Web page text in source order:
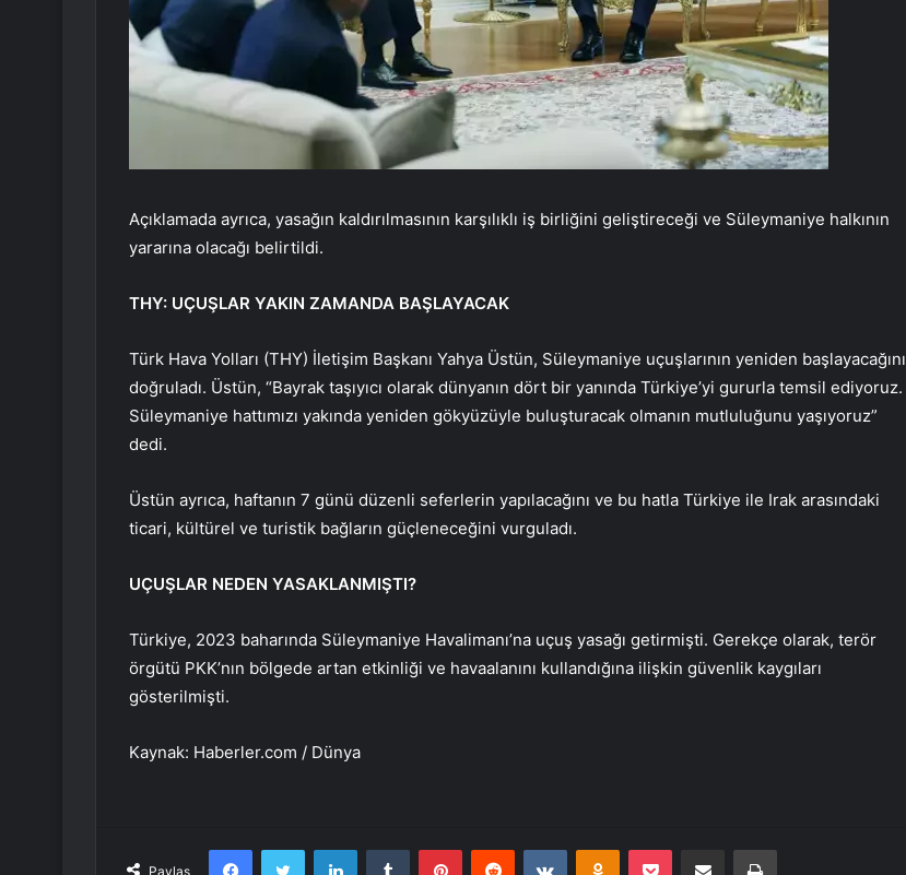
Açıklamada ayrıca, yasağın kaldırılmasının karşılıklı iş birliğini geliştireceği ve Süleymaniye halkının
yararına olacağı belirtildi.
THY: UÇUŞLAR YAKIN ZAMANDA BAŞLAYACAK
Türk Hava Yolları (THY) İletişim Başkanı Yahya Üstün, Süleymaniye uçuşlarının yeniden başlayacağını
doğruladı. Üstün, “Bayrak taşıyıcı olarak dünyanın dört bir yanında Türkiye’yi gururla temsil ediyoruz.
Süleymaniye hattımızı yakında yeniden gökyüzüyle buluşturacak olmanın mutluluğunu yaşıyoruz”
dedi.
Üstün ayrıca, haftanın 7 günü düzenli seferlerin yapılacağını ve bu hatla Türkiye ile Irak arasındaki
ticari, kültürel ve turistik bağların güçleneceğini vurguladı.
UÇUŞLAR NEDEN YASAKLANMIŞTI?
Türkiye, 2023 baharında Süleymaniye Havalimanı’na uçuş yasağı getirmişti. Gerekçe olarak, terör
örgütü PKK’nın bölgede artan etkinliği ve havaalanını kullandığına ilişkin güvenlik kaygıları
gösterilmişti.
Kaynak: Haberler.com / Dünya
Paylaş
FacebookTwitter LinkedInTumblr PinterestReddit VKontakteOdnoklassniki
Pocket E-Posta ile paylaş Yazdır